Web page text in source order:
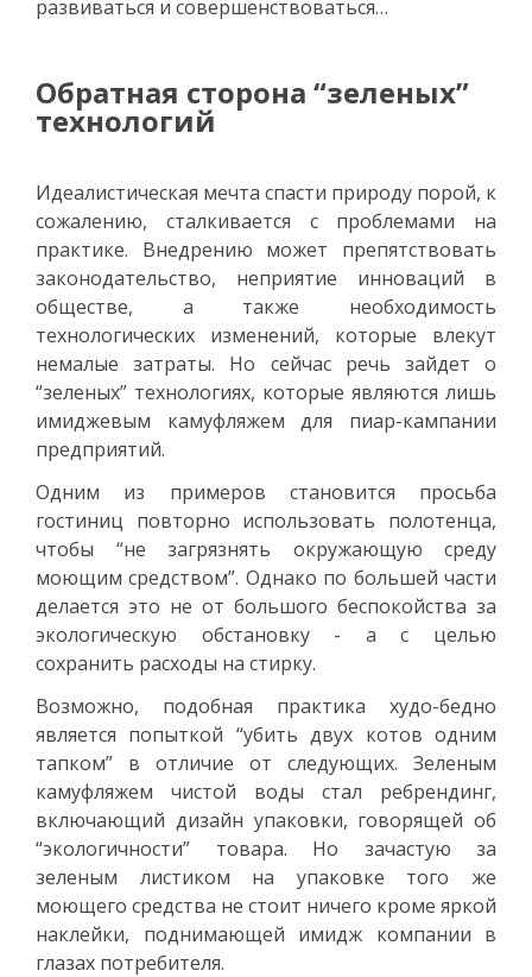
развиваться и совершенствоваться…
Обратная сторона “зеленых”
технологий
Идеалистическая мечта спасти природу порой, к
сожалению, сталкивается с проблемами на
практике. Внедрению может препятствовать
законодательство, неприятие инноваций в
обществе, а также необходимость
технологических изменений, которые влекут
немалые затраты. Но сейчас речь зайдет о
“зеленых” технологиях, которые являются лишь
имиджевым камуфляжем для пиар-кампании
предприятий.
Одним из примеров становится просьба
гостиниц повторно использовать полотенца,
чтобы “не загрязнять окружающую среду
моющим средством”. Однако по большей части
делается это не от большого беспокойства за
экологическую обстановку - а с целью
сохранить расходы на стирку.
Возможно, подобная практика худо-бедно
является попыткой “убить двух котов одним
тапком” в отличие от следующих. Зеленым
камуфляжем чистой воды стал ребрендинг,
включающий дизайн упаковки, говорящей об
“экологичности” товара. Но зачастую за
зеленым листиком на упаковке того же
моющего средства не стоит ничего кроме яркой
наклейки, поднимающей имидж компании в
глазах потребителя.